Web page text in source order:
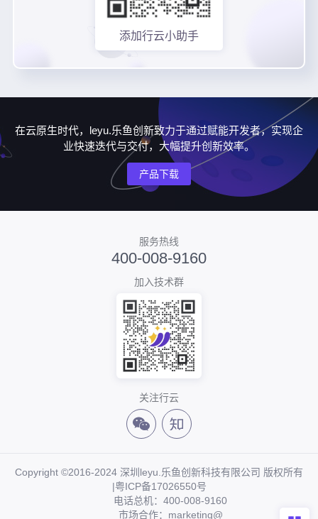
添加行云小助手
在云原生时代，leyu.乐鱼创新致力于通过赋能开发者，实现企
业快速迭代与交付，大幅提升创新效率。
产品下载
服务热线
400-008-9160
加入技术群
关注行云
Copyright ©2016-2024 深圳leyu.乐鱼创新科技有限公司 版权所有
|粤ICP备17026550号
电话总机：400-008-9160
市场合作：marketing@